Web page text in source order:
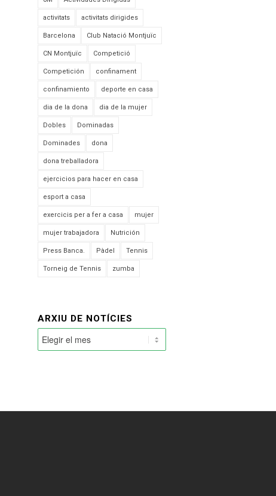
activitats activitats dirigides
Barcelona Club Natació Montjuïc
CN Montjuïc Competició
Competición confinament
confinamiento deporte en casa
dia de la dona dia de la mujer
Dobles Dominadas
Dominades dona
dona treballadora
ejercicios para hacer en casa
esport a casa
exercicis per a fer a casa mujer
mujer trabajadora Nutrición
Press Banca. Pàdel Tennis
Torneig de Tennis zumba
ARXIU DE NOTÍCIES